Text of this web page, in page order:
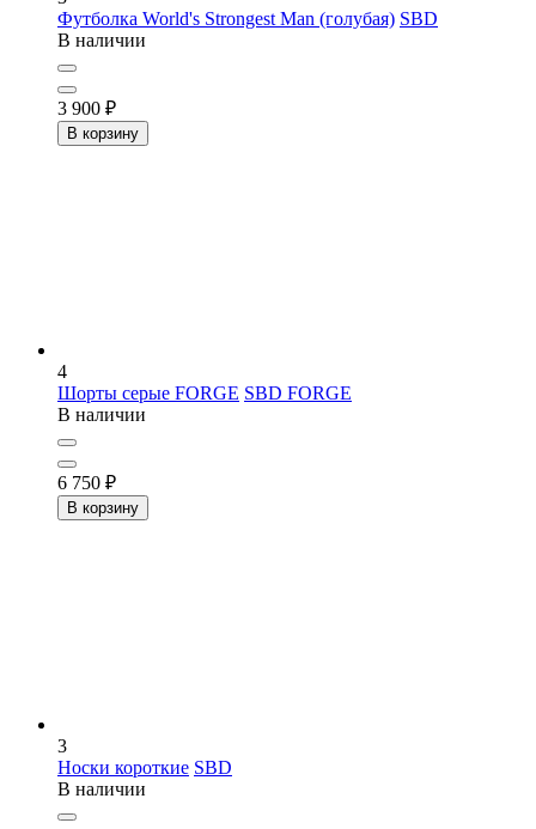
Футболка World's Strongest Man (голубая) SBD
В наличии
3 900 ₽
В корзину
4
Шорты серые FORGE SBD FORGE
В наличии
6 750 ₽
В корзину
3
Носки короткие SBD
В наличии